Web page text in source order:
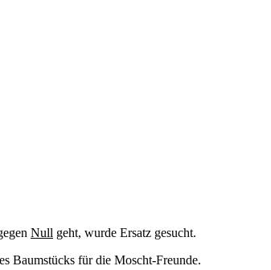
Null geht, wurde Ersatz gesucht.
Baumstücks für die Moscht-Freunde.